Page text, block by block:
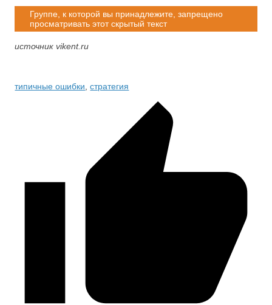
Группе, к которой вы принадлежите, запрещено
просматривать этот скрытый текст
источник vikent.ru
типичные ошибки ,стратегия